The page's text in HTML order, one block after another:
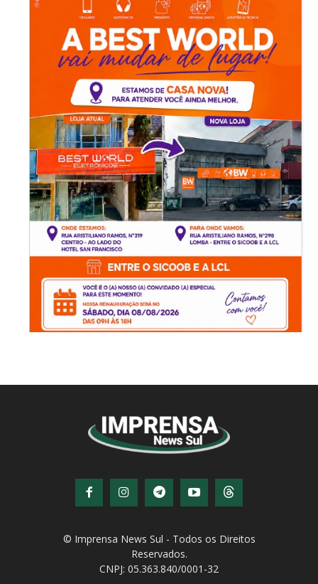
Reservados.
CNPJ: 05.363.840/0001-32
© Copyright - Todos os direitos reservados!
Desenvolvido porQiNetcom Agência Digital